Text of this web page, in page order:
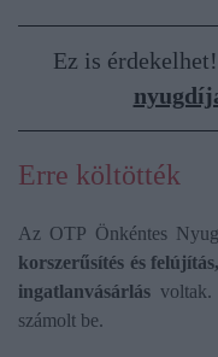
Ez is érdekelhet!
Erre költötték
Az OTP Önkéntes
korszerűsítés és
ingatlanvásárlás
számolt be.